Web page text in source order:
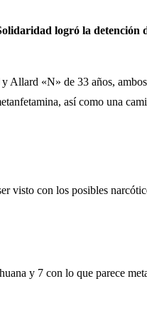
logró la detención
Allard «N» de 33 años,
así como una
visto con los posibles
y 7 con lo que parece